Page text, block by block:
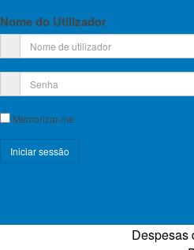
Nome do Utilizador
Memorizar-me
Apólice
Despesas